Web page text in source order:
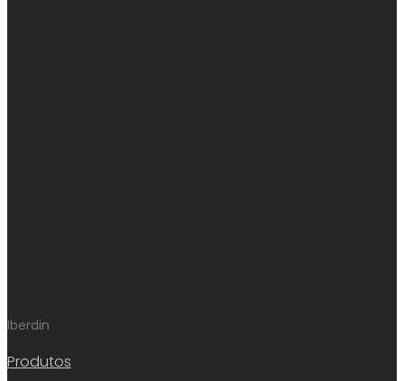
Iberdin
Produtos